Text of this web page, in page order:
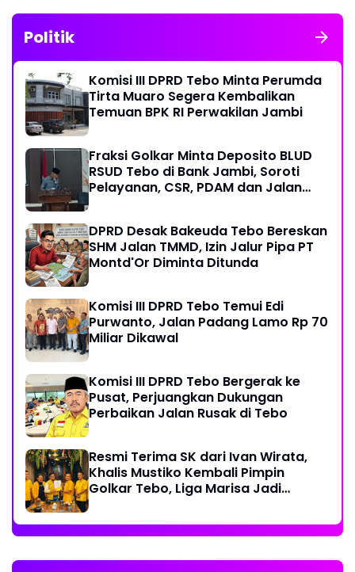
Politik
Komisi III DPRD Tebo Minta Perumda
Tirta Muaro Segera Kembalikan
Temuan BPK RI Perwakilan Jambi
Fraksi Golkar Minta Deposito BLUD
RSUD Tebo di Bank Jambi, Soroti
Pelayanan, CSR, PDAM dan Jalan
DPRD Desak Bakeuda Tebo Bereskan
SHM Jalan TMMD, Izin Jalur Pipa PT
Montd'Or Diminta Ditunda
Komisi III DPRD Tebo Temui Edi
Purwanto, Jalan Padang Lamo Rp 70
Miliar Dikawal
Komisi III DPRD Tebo Bergerak ke
Pusat, Perjuangkan Dukungan
Perbaikan Jalan Rusak di Tebo
Resmi Terima SK dari Ivan Wirata,
Khalis Mustiko Kembali Pimpin
Golkar Tebo, Liga Marisa Jadi